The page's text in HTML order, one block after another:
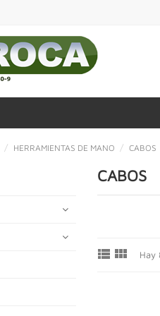
HERRAMIENTAS DE MANO CABOS
CABOS
  Hay